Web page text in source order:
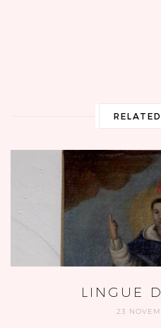
LINGUE
23